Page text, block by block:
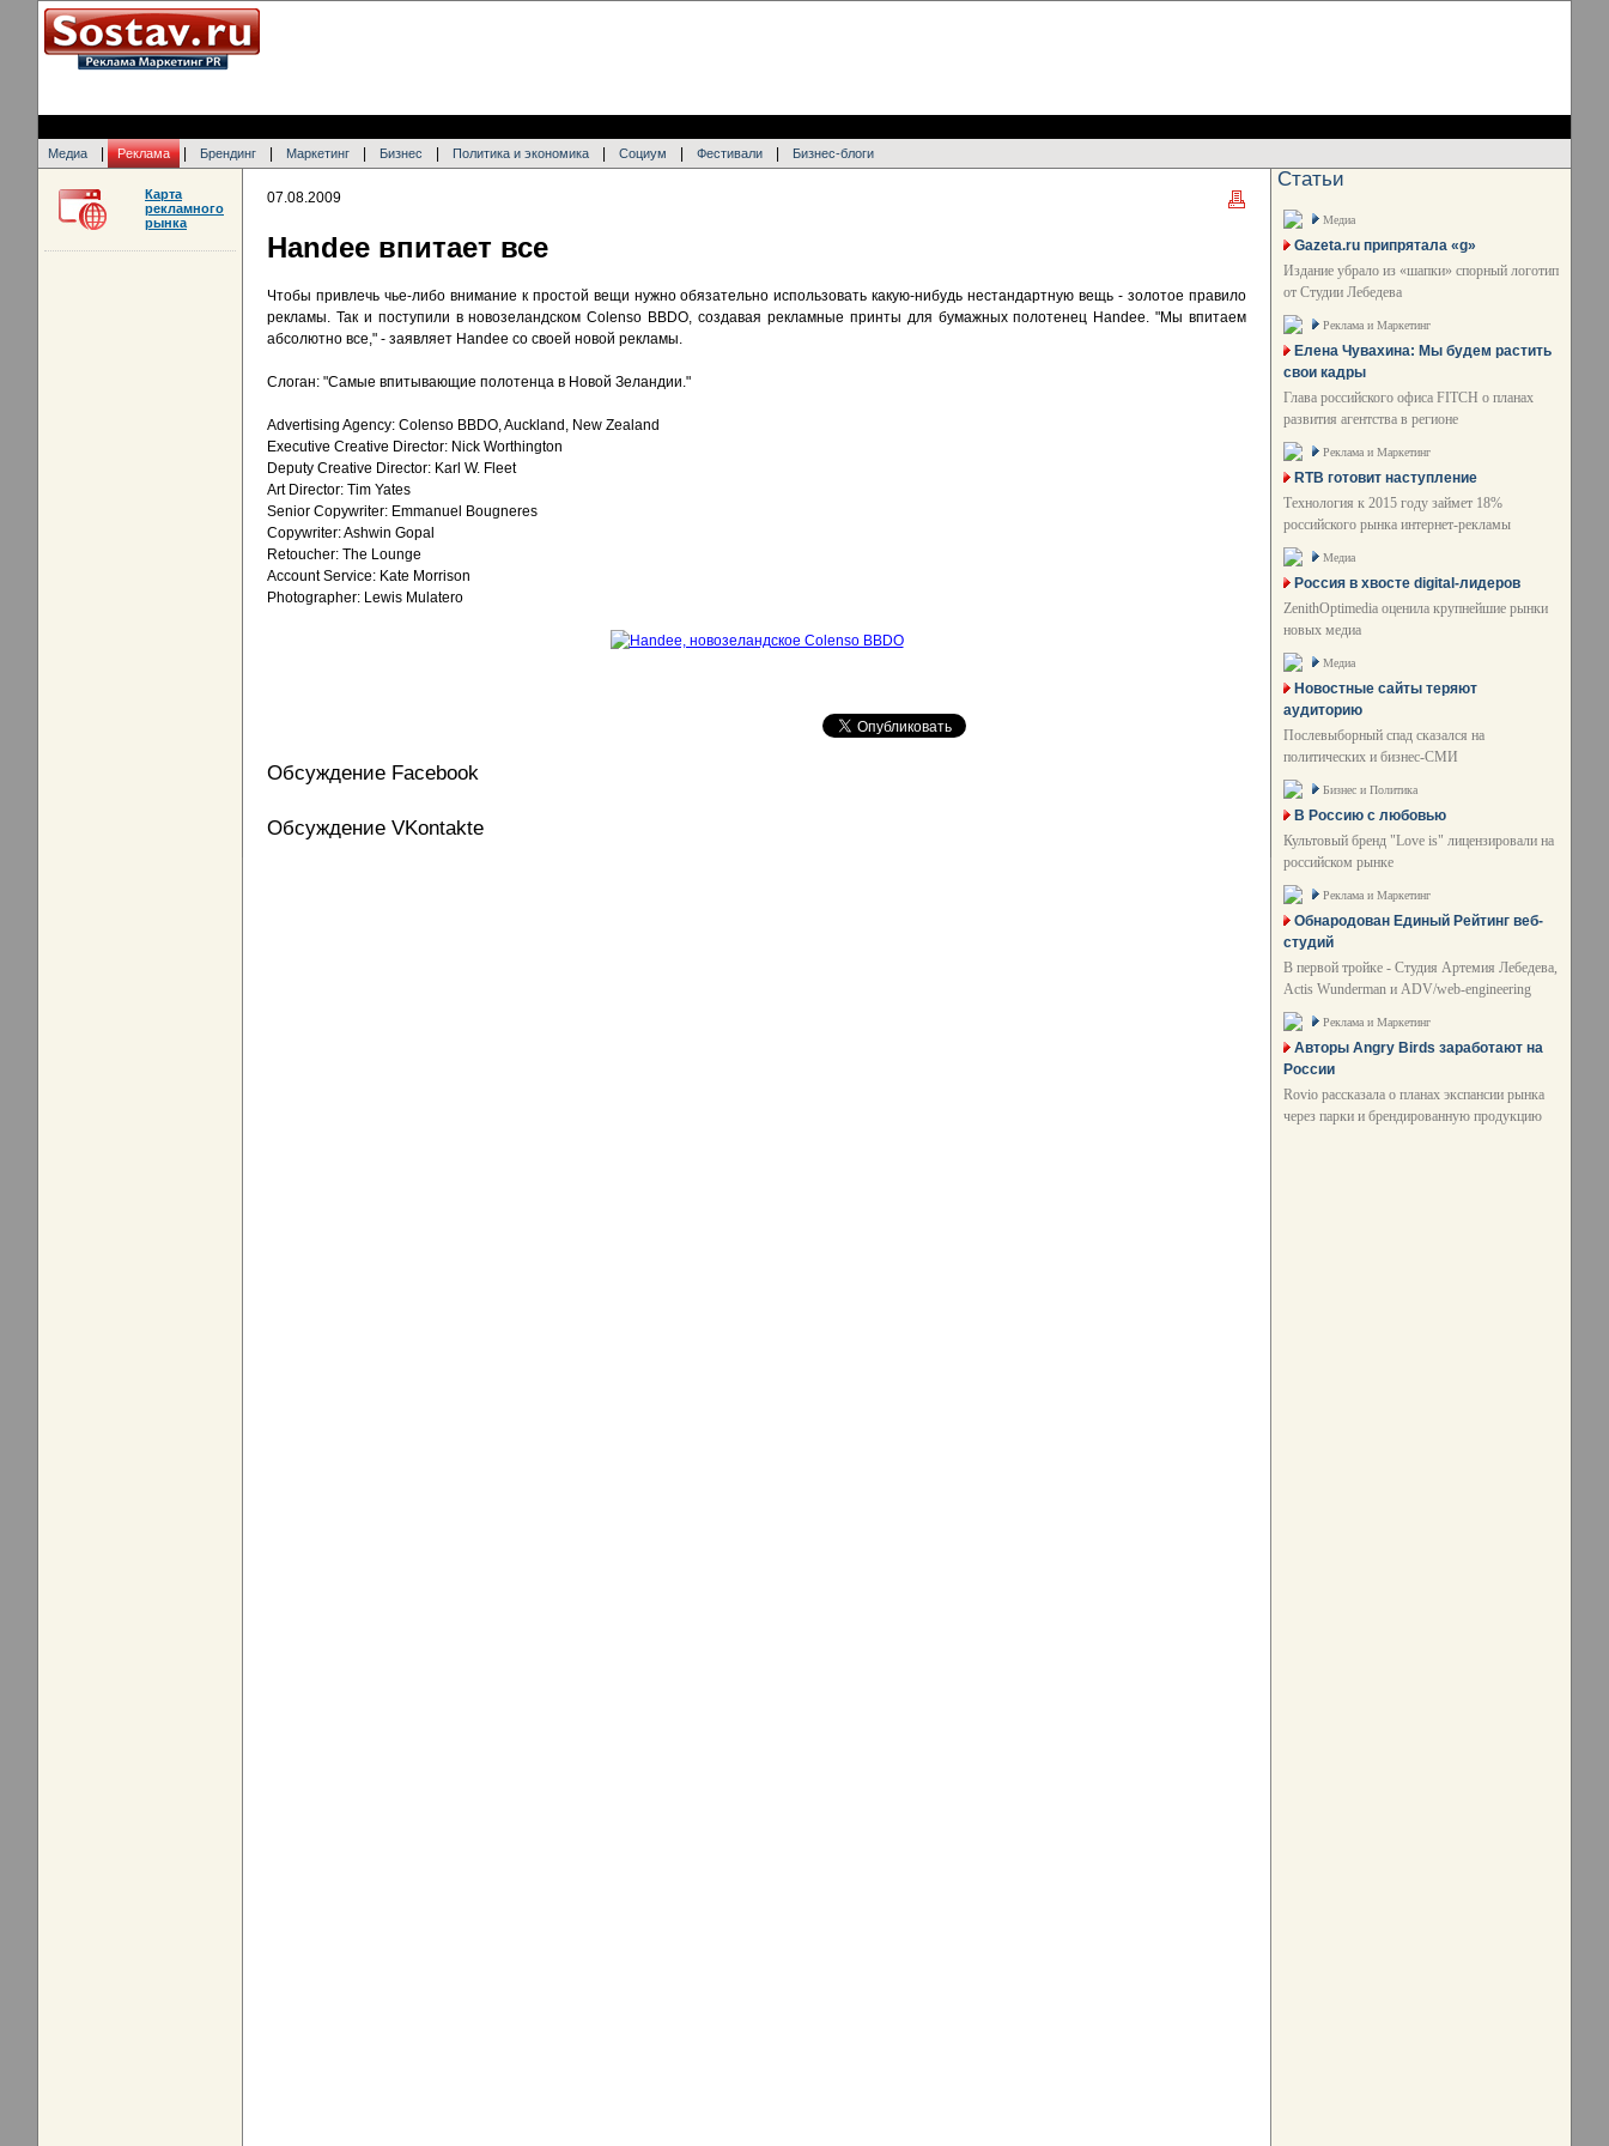
Медиа Реклама Брендинг Маркетинг Бизнес Политика и экономика Социум Фестивали Бизнес-блоги
07.08.2009
Handee впитает все
Чтобы привлечь чье-либо внимание к простой вещи нужно обязательно использовать какую-нибудь нестандартную вещь - золотое правило
рекламы. Так и поступили в новозеландском Colenso BBDO, создавая рекламные принты для бумажных полотенец Handee. "Мы впитаем
абсолютно все," - заявляет Handee со своей новой рекламы.
Слоган: "Самые впитывающие полотенца в Новой Зеландии."
Advertising Agency: Colenso BBDO, Auckland, New Zealand
Executive Creative Director: Nick Worthington
Deputy Creative Director: Karl W. Fleet
Art Director: Tim Yates
Senior Copywriter: Emmanuel Bougneres
Copywriter: Ashwin Gopal
Retoucher: The Lounge
Account Service: Kate Morrison
Photographer: Lewis Mulatero
Обсуждение Facebook
Обсуждение VKontakte
Карта
рекламного
рынка
Статьи
Медиа
Gazeta.ru припрятала «g»
Издание убрало из «шапки» спорный логотип
от Студии Лебедева
Реклама и Маркетинг
Елена Чувахина: Мы будем растить
свои кадры
Глава российского офиса FITCH о планах
развития агентства в регионе
Реклама и Маркетинг
RTB готовит наступление
Технология к 2015 году займет 18%
российского рынка интернет-рекламы
Медиа
Россия в хвосте digital-лидеров
ZenithOptimedia оценила крупнейшие рынки
новых медиа
Медиа
Новостные сайты теряют
аудиторию
Послевыборный спад сказался на
политических и бизнес-СМИ
Бизнес и Политика
В Россию с любовью
Культовый бренд "Love is" лицензировали на
российском рынке
Реклама и Маркетинг
Обнародован Единый Рейтинг веб-
студий
В первой тройке - Студия Артемия Лебедева,
Actis Wunderman и ADV/web-engineering
Реклама и Маркетинг
Авторы Angry Birds заработают на
России
Rovio рассказала о планах экспансии рынка
через парки и брендированную продукцию